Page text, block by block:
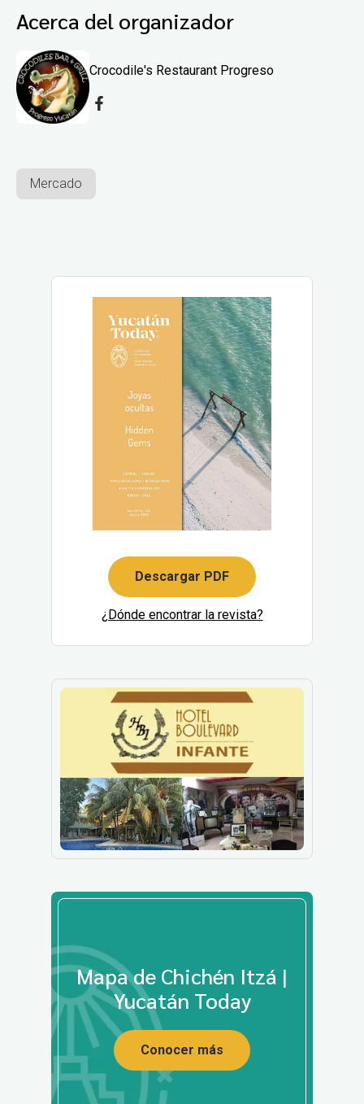
Acerca del organizador
Crocodile's Restaurant Progreso
Mercado
Descargar PDF
¿Dónde encontrar la revista?
Mapa de Chichén Itzá |
Yucatán Today
Conocer más